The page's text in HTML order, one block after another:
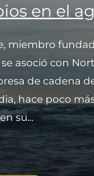
en el
miembro
asoció con
de cadena
hace poco
su...